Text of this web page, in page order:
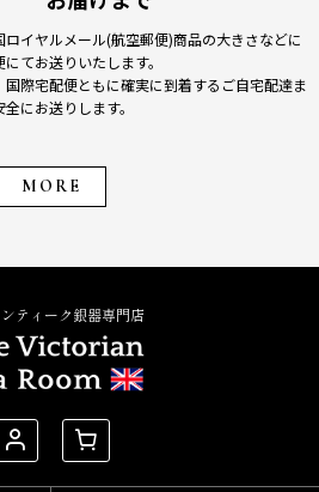
イヤルメール(航空郵便)商品の大きさなどに
てお送りいたします。
国際宅配便ともに確実に到着するご自宅配達ま
にお送りします。
MORE
ティーク銀器専門店